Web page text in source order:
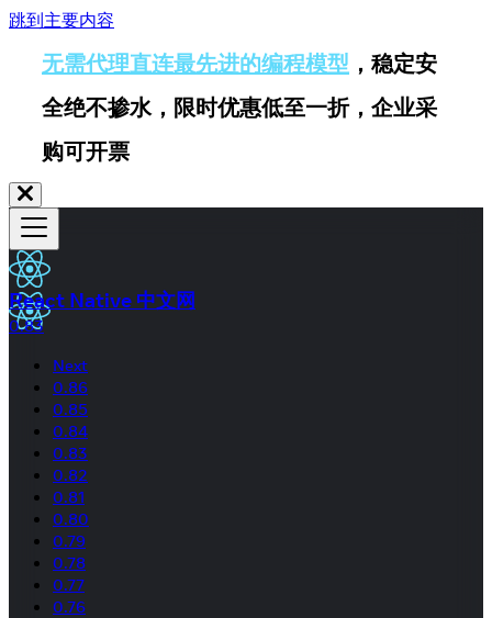
跳到主要内容
无需代理直连最先进的编程模型 ，稳定安
全绝不掺水，限时优惠低至一折，企业采
购可开票
React Native 中文网
0.83
Next
0.86
0.85
0.84
0.83
0.82
0.81
0.80
0.79
0.78
0.77
0.76